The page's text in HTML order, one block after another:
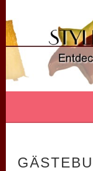
zum
InhaltENTDECKEN